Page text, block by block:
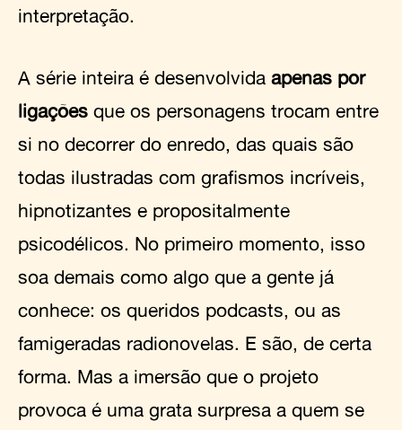
interpretação.
A série inteira é desenvolvida apenas por
ligações que os personagens trocam entre
si no decorrer do enredo, das quais são
todas ilustradas com grafismos incríveis,
hipnotizantes e propositalmente
psicodélicos. No primeiro momento, isso
soa demais como algo que a gente já
conhece: os queridos podcasts, ou as
famigeradas radionovelas. E são, de certa
forma. Mas a imersão que o projeto
provoca é uma grata surpresa a quem se